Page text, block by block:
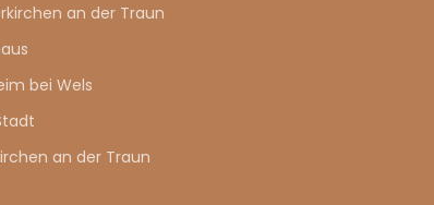
an der Traun
bei Wels
an der Traun